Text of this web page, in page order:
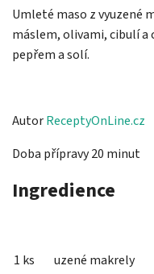
Umleté maso z vyuzené
máslem, olivami, cibulí a
pepřem a solí.
AutorReceptyOnLine.cz
Doba přípravy 20 minut
Ingredience
1 ks
uzené makrely